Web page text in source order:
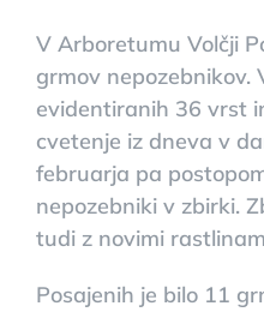
V Arboretumu Volčji
grmov nepozebnikov.
evidentiranih 36 vrst
cvetenje iz dneva v
februarja pa
nepozebniki v zbirki.
tudi z novimi
Posajenih je bilo 11